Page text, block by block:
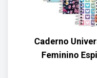
Caderno
Feminino